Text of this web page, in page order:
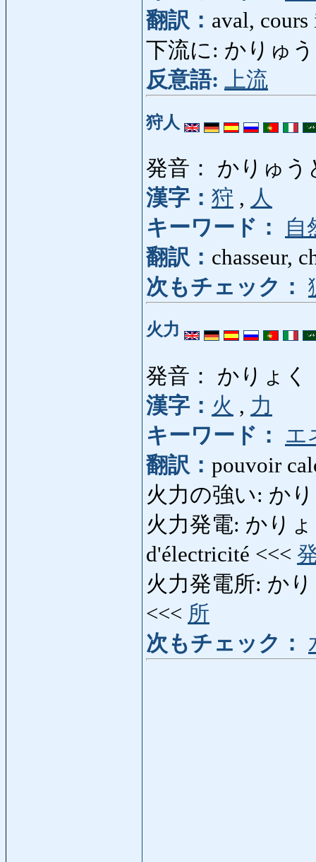
翻訳： aval, cours
下流に: かりゅ
反意語:
上流
狩人
発音： かりゅう
漢字： 狩 , 人
キーワード：
自
翻訳： chasseur,
次もチェック：
火力
発音： かりょく
漢字： 火 , 力
キーワード：
エ
翻訳： pouvoir
火力の強い: か
火力発電: かり
d'électricité <<<
火力発電所: か
<<< 所
次もチェック：